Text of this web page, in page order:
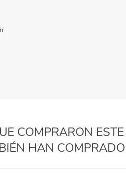
COMPRARON ESTE
HAN COMPRADO